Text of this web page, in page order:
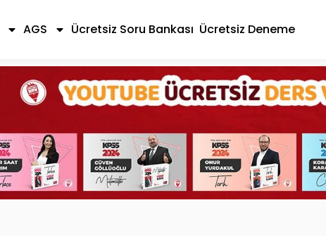
AGS Ücretsiz Soru Bankası Ücretsiz Deneme